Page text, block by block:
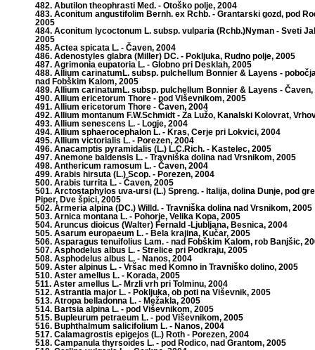
482. Abutilon theophrasti Med. - Otoško polje, 2004
483. Aconitum angustifolim Bernh. ex Rchb. - Grantarski gozd, pod
2005
484. Aconitum lycoctonum L. subsp. vulparia (Rchb.)Nyman - Sveti
2005
485. Actea spicata L. - Čaven, 2004
486. Adenostyles glabra (Miller) DC. - Pokljuka, Rudno polje, 2005
487. Agrimonia eupatoria L. - Globno pri Desklah, 2005
488. Allium carinatumL. subsp. pulchellum Bonnier & Layens -
nad Fobškim Kalom, 2005
489. Allium carinatumL. subsp. pulchellum Bonnier & Layens - Čaven,
490. Allium ericetorum Thore - pod Viševnikom, 2005
491. Allium ericetorum Thore - Čaven, 2004
492. Allium montanum F.W.Schmidt - Za Lužo, Kanalski Kolovrat,
493. Allium senescens L. - Logje, 2004
494. Allium sphaerocephalon L. - Kras, Cerje pri Lokvici, 2004
495. Allium victorialis L. - Porezen, 2004
496. Anacamptis pyramidalis (L.) L.C.Rich. - Kastelec, 2005
497. Anemone baldensis L. - Travniška dolina nad Vrsnikom, 2005
498. Anthericum ramosum L. - Čaven, 2004
499. Arabis hirsuta (L.) Scop. - Porezen, 2004
500. Arabis turrita L. - Čaven, 2005
501. Arctostaphylos uva-ursi (L.) Spreng. - Italija, dolina Dunje, pod
Piper, Dve špici, 2005
502. Armeria alpina (DC.) Willd. - Travniška dolina nad Vrsnikom, 2005
503. Arnica montana L. - Pohorje, Velika Kopa, 2005
504. Aruncus dioicus (Walter) Fernald -Ljubljana, Besnica, 2004
505. Asarum europaeum L. - Bela krajina, Kučar, 2005
506. Asparagus tenuifolius Lam. - nad Fobškim Kalom, rob Banjšic,
507. Asphodelus albus L. - Strelice pri Podkraju, 2005
508. Asphodelus albus L. - Nanos, 2004
509. Aster alpinus L. - Vršac med Komno in Travniško dolino, 2005
510. Aster amellus L. - Korada, 2005
511. Aster amellus L.- Mrzli vrh pri Tolminu, 2004
512. Astrantia major L. - Pokljuka, ob poti na Viševnik, 2005
513. Atropa belladonna L. - Mežakla, 2005
514. Bartsia alpina L. - pod Viševnikom, 2005
515. Bupleurum petraeum L. - pod Viševnikom, 2005
516. Buphthalmum salicifolium L. - Nanos, 2004
517. Calamagrostis epigejos (L.) Roth - Porezen, 2004
518. Campanula thyrsoides L. - pod Rodico, nad Grantom, 2005